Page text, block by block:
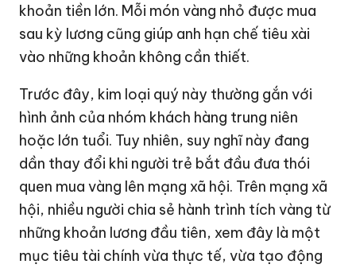
khoản tiền lớn. Mỗi món vàng nhỏ được mua
sau kỳ lương cũng giúp anh hạn chế tiêu xài
vào những khoản không cần thiết.
Trước đây, kim loại quý này thường gắn với
hình ảnh của nhóm khách hàng trung niên
hoặc lớn tuổi. Tuy nhiên, suy nghĩ này đang
dần thay đổi khi người trẻ bắt đầu đưa thói
quen mua vàng lên mạng xã hội. Trên mạng xã
hội, nhiều người chia sẻ hành trình tích vàng từ
những khoản lương đầu tiên, xem đây là một
mục tiêu tài chính vừa thực tế, vừa tạo động